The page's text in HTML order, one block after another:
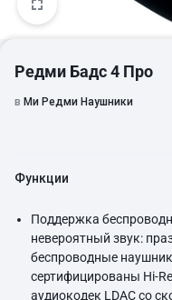
Редми Бадс 4 Про
в Ми Редми Наушники
Функции
Поддержка
невероятный звук:
беспроводные
сертифицированы Hi-
аудиокодек LDAC со